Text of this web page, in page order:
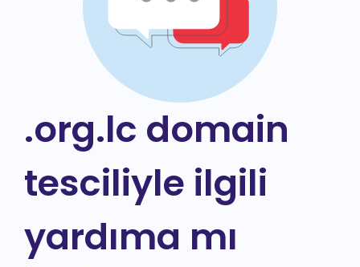
.org.lc domain
tesciliyle ilgili
yardıma mı